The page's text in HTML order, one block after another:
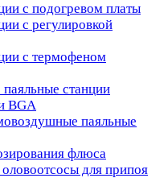
с подогревом платы
с регулировкой
с термофеном
станции
BGA
паяльные
флюса
для припоя